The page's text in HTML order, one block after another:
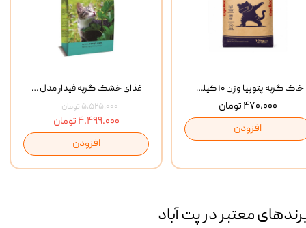
غذای خشک گربه فیدار مدل Adult وزن 10 کیلوگرم
۵,۵۲۵,۰۰۰ تومان
۴,۴۹۹,۰۰۰ تومان
افزودن
خاک گربه پتوپیا وزن ۱۰ کیلوگرم
۴۷۰,۰۰۰ تومان
افزودن
معتبر در پت آباد